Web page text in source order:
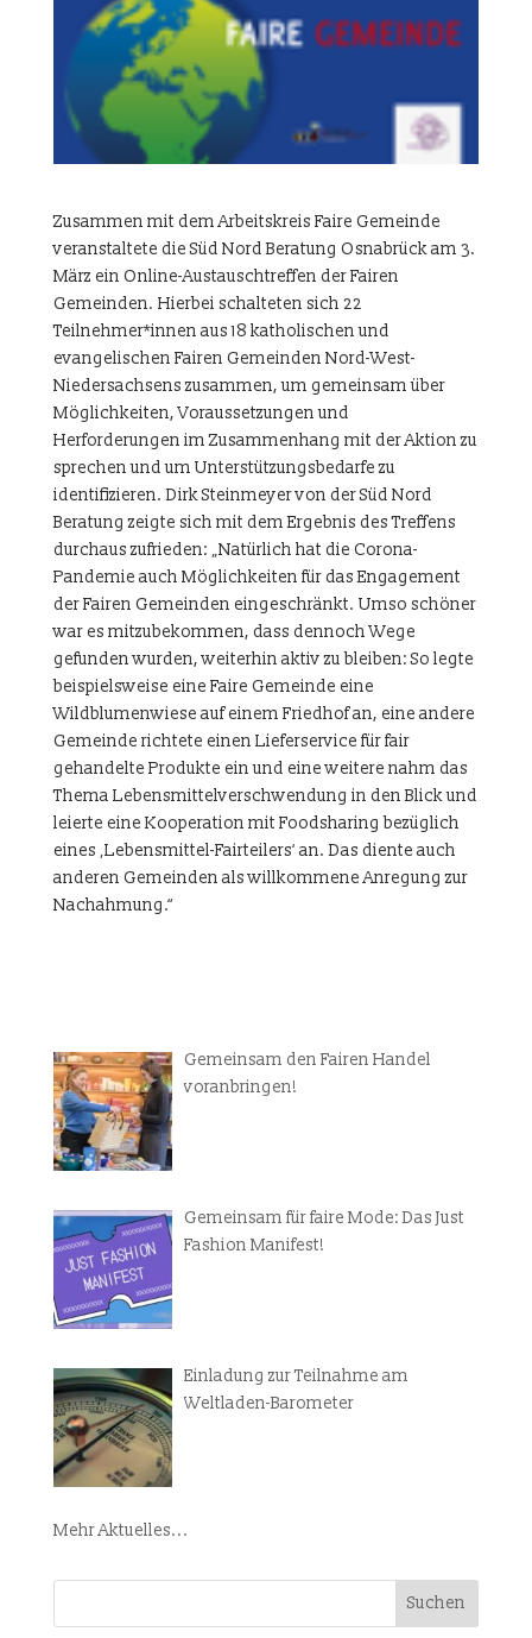
Zusammen mit dem Arbeitskreis Faire Gemeinde
veranstaltete die Süd Nord Beratung Osnabrück am 3.
März ein Online-Austauschtreffen der Fairen
Gemeinden. Hierbei schalteten sich 22
Teilnehmer*innen aus 18 katholischen und
evangelischen Fairen Gemeinden Nord-West-
Niedersachsens zusammen, um gemeinsam über
Möglichkeiten, Voraussetzungen und
Herforderungen im Zusammenhang mit der Aktion zu
sprechen und um Unterstützungsbedarfe zu
identifizieren. Dirk Steinmeyer von der Süd Nord
Beratung zeigte sich mit dem Ergebnis des Treffens
durchaus zufrieden: „Natürlich hat die Corona-
Pandemie auch Möglichkeiten für das Engagement
der Fairen Gemeinden eingeschränkt. Umso schöner
war es mitzubekommen, dass dennoch Wege
gefunden wurden, weiterhin aktiv zu bleiben: So legte
beispielsweise eine Faire Gemeinde eine
Wildblumenwiese auf einem Friedhof an, eine andere
Gemeinde richtete einen Lieferservice für fair
gehandelte Produkte ein und eine weitere nahm das
Thema Lebensmittelverschwendung in den Blick und
leierte eine Kooperation mit Foodsharing bezüglich
eines ‚Lebensmittel-Fairteilers‘ an. Das diente auch
anderen Gemeinden als willkommene Anregung zur
Nachahmung.“
Gemeinsam den Fairen Handel
voranbringen!
Gemeinsam für faire Mode: Das Just
Fashion Manifest!
Einladung zur Teilnahme am
Weltladen-Barometer
Mehr Aktuelles...